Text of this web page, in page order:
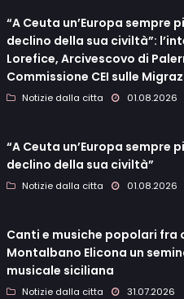
“A Ceuta un’Europa sempre
declino della sua civiltà”:
Lorefice, Arcivescovo di
Commissione CEI sulle
Notizie dalla citta 01.08.2026
“A Ceuta un’Europa sempre
declino della sua civiltà”
Notizie dalla citta 01.08.2026
Canti e musiche popolari
Montalbano Elicona un
musicale siciliana
Notizie dalla citta 31.07.2026